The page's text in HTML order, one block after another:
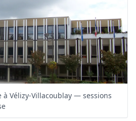
à Vélizy-Villacoublay — sessions